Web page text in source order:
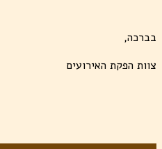
בברכה,
צוות הפקת האירועים